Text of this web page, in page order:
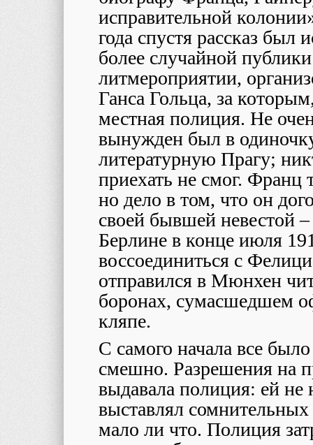
исправительной
года спустя рассказ был
более случайной
литмероприятии,
Ганса Гольца, за
местная полиция. Не
вынужден был в
литературную Прагу;
приехать не смог.
но дело в том, что он
своей бывшей невестой
Берлине в конце июля
воссоединиться с
отправился в Мюнхен
боронах, сумасшедшем
кляпе.
С самого начала все
смешно. Разрешения на
выдавала полиция: ей не
выставлял
мало ли что. Полиция